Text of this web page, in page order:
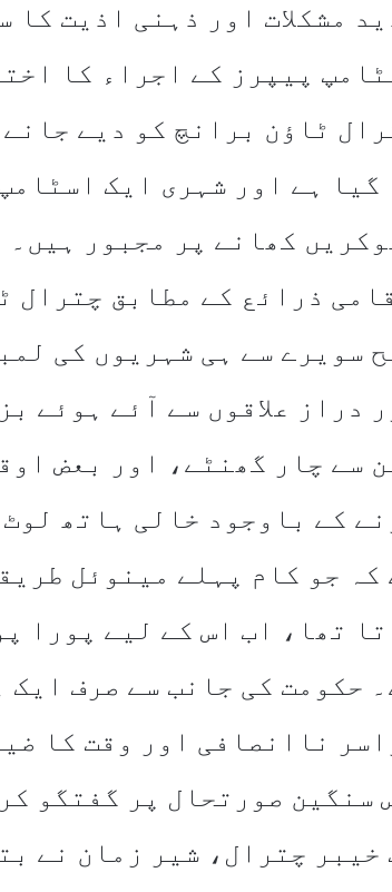
مشکلات اور ذہنی اذیت
پیپرز کے اجراء کا
ٹاؤن برانچ کو دیے
گیا ہے اور شہری ایک
کھانے پر مجبور ہیں۔
ذرائع کے مطابق چترال
سویرے سے ہی شہریوں کی
دراز علاقوں سے آئے ہوئے
سے چار گھنٹے، اور بعض
کے باوجود خالی ہاتھ
کہ جو کام پہلے مینوئل
تھا، اب اس کے لیے پورا
حکومت کی جانب سے صرف
ناانصافی اور وقت کا
سنگین صورتحال پر گفتگو
خیبر چترال، شیر زمان نے